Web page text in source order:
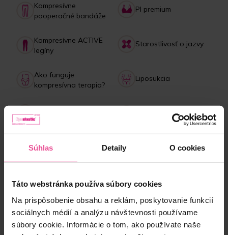
Súhlas Detaily O cookies
Táto webstránka používa súbory cookies
Na prispôsobenie obsahu a reklám, poskytovanie funkcií
sociálnych médií a analýzu návštevnosti používame
súbory cookie. Informácie o tom, ako používate naše
Kompresívne
pooperačné bandáže
PI premium
Kompresívne ACTIVE
legíny
Starostlivosť o jazvy
Ako funguje
kompresívna terapia?
Liposukcia
Lipedém
Kolagénový drink
Platba, doručenie,
NAJPREDÁVANEJŠIE produkty